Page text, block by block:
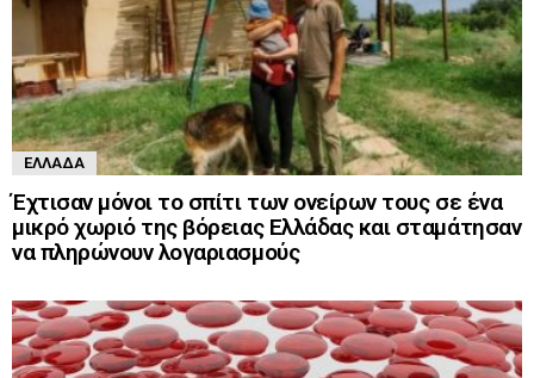
ΕΛΛΆΔΑ
Έχτισαν μόνοι το σπίτι των ονείρων τους σε ένα
μικρό χωριό της βόρειας Ελλάδας και σταμάτησαν
να πληρώνουν λογαριασμούς